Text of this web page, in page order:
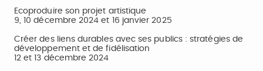
Ecoproduire son projet artistique
9, 10 décembre 2024 et 16 janvier 2025
Créer des liens durables avec ses publics : stratégies de
développement et de fidélisation
12 et 13 décembre 2024